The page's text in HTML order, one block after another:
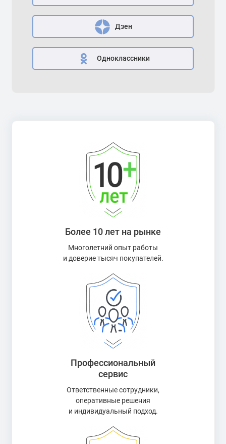
Дзен
Одноклассники
Более 10 лет на рынке
Многолетний опыт работы
и доверие тысяч покупателей.
Профессиональный
сервис
Ответственные сотрудники,
оперативные решения
и индивидуальный подход.